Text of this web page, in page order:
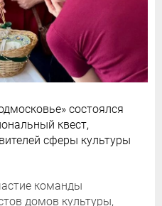
состоялся
квест,
сферы культуры
команды
домов культуры,